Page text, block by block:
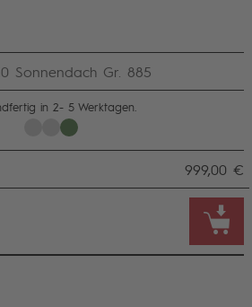
Sonnendach Gr. 885
in 2- 5 Werktagen.
999,00 €